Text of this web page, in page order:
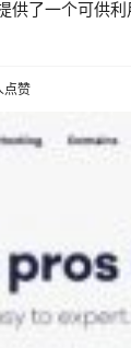
供了一个可供
点赞